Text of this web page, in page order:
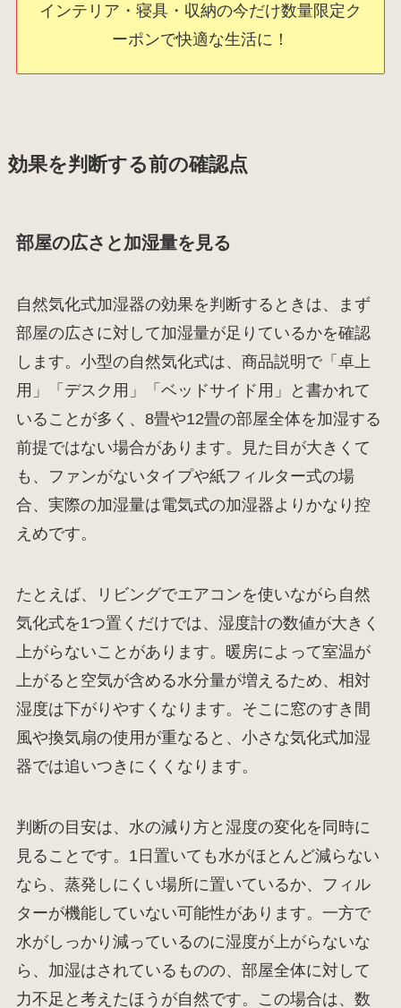
インテリア・寝具・収納の今だけ数量限定ク
ーポンで快適な生活に！
効果を判断する前の確認点
部屋の広さと加湿量を見る
自然気化式加湿器の効果を判断するときは、まず
部屋の広さに対して加湿量が足りているかを確認
します。小型の自然気化式は、商品説明で「卓上
用」「デスク用」「ベッドサイド用」と書かれて
いることが多く、8畳や12畳の部屋全体を加湿する
前提ではない場合があります。見た目が大きくて
も、ファンがないタイプや紙フィルター式の場
合、実際の加湿量は電気式の加湿器よりかなり控
えめです。
たとえば、リビングでエアコンを使いながら自然
気化式を1つ置くだけでは、湿度計の数値が大きく
上がらないことがあります。暖房によって室温が
上がると空気が含める水分量が増えるため、相対
湿度は下がりやすくなります。そこに窓のすき間
風や換気扇の使用が重なると、小さな気化式加湿
器では追いつきにくくなります。
判断の目安は、水の減り方と湿度の変化を同時に
見ることです。1日置いても水がほとんど減らない
なら、蒸発しにくい場所に置いているか、フィル
ターが機能していない可能性があります。一方で
水がしっかり減っているのに湿度が上がらないな
ら、加湿はされているものの、部屋全体に対して
力不足と考えたほうが自然です。この場合は、数